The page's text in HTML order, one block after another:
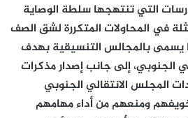
التي تنتهجها سلطة الوصاية
في المحاولات المتكررة لشق الصف
يسمى بالمجالس التنسيقية بهدف
الجنوبي، إلى جانب إصدار مذكرات
المجلس الانتقالي الجنوبي
ومنعهم من أداء مهامهم